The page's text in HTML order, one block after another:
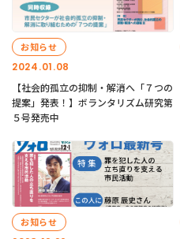
2024.01.08
お知らせ
【社会的孤立の抑制・解消へ「７つの
提案」発表！】ボランタリズム研究第
５号発売中
お知らせ